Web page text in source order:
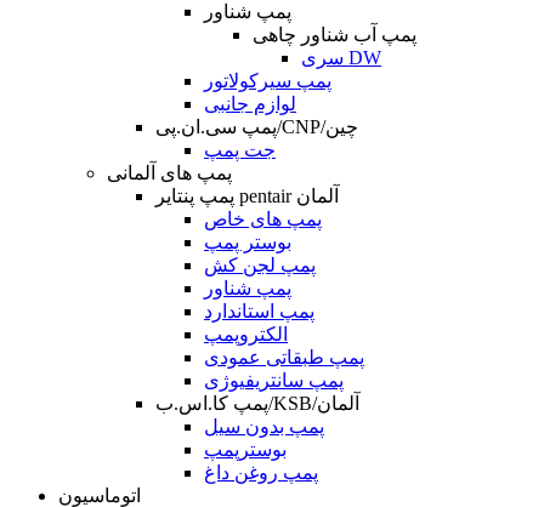
پمپ شناور
پمپ آب شناور چاهی
سری DW
پمپ سیرکولاتور
لوازم جانبی
پمپ سی.ان.پی/CNP/چین
جت پمپ
پمپ های آلمانی
پمپ پنتایر pentair آلمان
پمپ های خاص
بوستر پمپ
پمپ لجن کش
پمپ شناور
پمپ استاندارد
الکتروپمپ
پمپ طبقاتی عمودی
پمپ سانتریفیوژی
پمپ کا.اس.ب/KSB/آلمان
پمپ بدون سیل
بوسترپمپ
پمپ روغن داغ
اتوماسیون